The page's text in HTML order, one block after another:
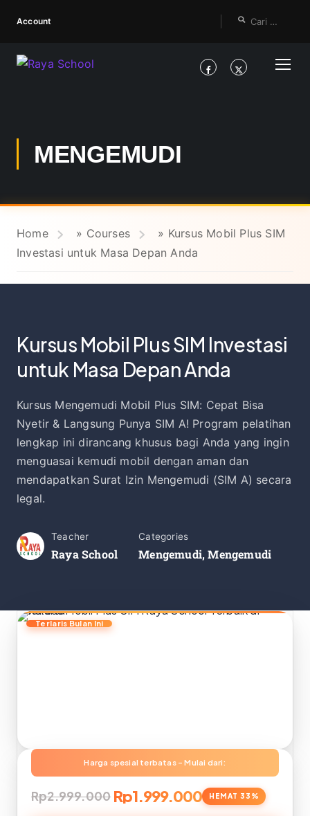
Account
MENGEMUDI
Home » Courses » Kursus Mobil Plus SIM
Investasi untuk Masa Depan Anda
Kursus Mobil Plus SIM Investasi
untuk Masa Depan Anda
Kursus Mengemudi Mobil Plus SIM: Cepat Bisa
Nyetir & Langsung Punya SIM A! Program pelatihan
lengkap ini dirancang khusus bagi Anda yang ingin
menguasai kemudi mobil dengan aman dan
mendapatkan Surat Izin Mengemudi (SIM A) secara
legal.
Teacher
Raya School
Categories
Mengemudi,Mengemudi
Rp2.999.000 Rp1.999.000